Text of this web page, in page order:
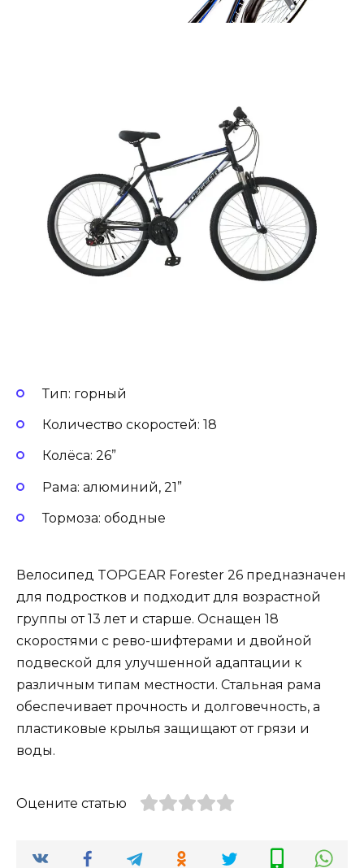
Тип: горный
Количество скоростей: 18
Колёса: 26”
Рама: алюминий, 21”
Тормоза: ободные
Велосипед TOPGEAR Forester 26 предназначен
для подростков и подходит для возрастной
группы от 13 лет и старше. Оснащен 18
скоростями с рево-шифтерами и двойной
подвеской для улучшенной адаптации к
различным типам местности. Стальная рама
обеспечивает прочность и долговечность, а
пластиковые крылья защищают от грязи и
воды.
Оцените статью